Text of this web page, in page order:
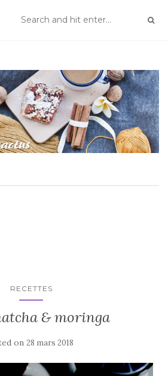
RECETTES
& moringa
on 28 mars 2018